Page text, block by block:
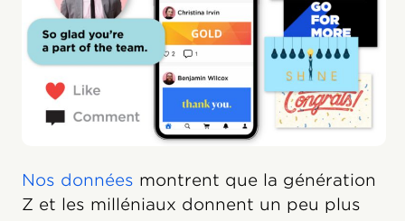
Nos données montrent que la génération
Z et les milléniaux donnent un peu plus